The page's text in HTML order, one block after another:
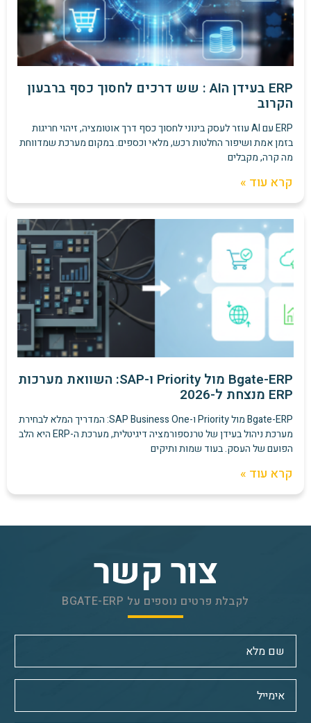
ERP בעידן הAI : שש דרכים לחסוך כסף ברבעון
הקרוב
ERP עם AI עוזר לעסק בינוני לחסוך כסף דרך אוטומציה, זיהוי חריגות
בזמן אמת ושיפור החלטות רכש, מלאי וכספים. במקום מערכת שמדווחת
מה קרה, מקבלים
קרא עוד »
Bgate-ERP מול Priority ו-SAP: השוואת מערכות
ERP מנצחת ל-2026
Bgate-ERP מול Priority ו-SAP Business One: המדריך המלא לבחירת
מערכת ניהול בעידן של טרנספורמציה דיגיטלית, מערכת ה-ERP היא הלב
הפועם של העסק. בעוד שמות ותיקים
קרא עוד »
צור קשר
לקבלת פרטים נוספים על BGATE-ERP